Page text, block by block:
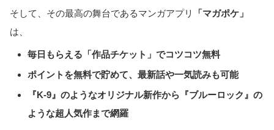
そして、その最高の舞台であるマンガアプリ
「マガポケ」
は、
毎日もらえる「作品チケット」でコツコツ無料
ポイントを無料で貯めて、最新話や一気読みも可能
『K-9』のようなオリジナル新作から『ブルーロック』の
ような超人気作まで網羅